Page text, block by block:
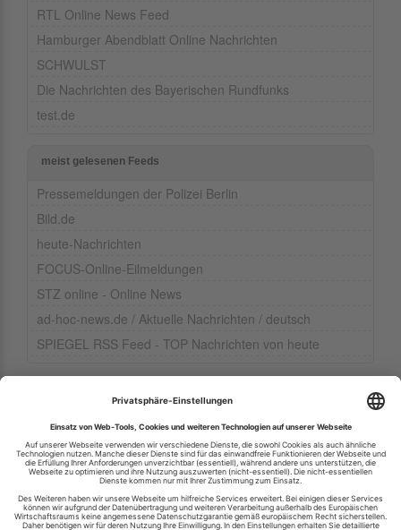
RTL Online News Feed
Hamburger Abendblatt Online Nachrichten
SCHWULST
Die Nachrichten des Bayerischen Rundfunks
test.de
meist gelesenen Feeds
Pressemeldungen der Polizei Berlin
Bild.de
heute-Nachrichten
FOCUS-Online-Eilmeldungen
STZ online - Online News
ad-hoc-news.de / Aktuelle Nachrichten / deutsch
SPIEGEL RSS Feed - TOP Nachrichten von heute
Ihren RSS-Feed veröffentlichen
RSS-Verzeichnis.de © 2003-2026